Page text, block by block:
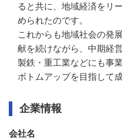
ると共に、地域経済をリ
められたのです。
これからも地域社会の発
献を続けながら、中期経
製鉄・重工業などにも事
ボトムアップを目指して
企業情報
会社名